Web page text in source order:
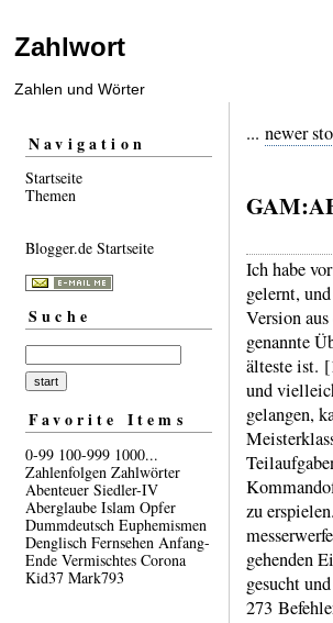
Zahlwort
Zahlen und Wörter
Navigation
Startseite
Themen
Blogger.de Startseite
Suche
Favorite Items
0-99 100-999 1000...
Zahlenfolgen Zahlwörter
Abenteuer Siedler-IV
Aberglaube Islam Opfer
Dummdeutsch Euphemismen
Denglisch Fernsehen Anfang-
Ende Vermischtes Corona
Kid37 Mark793
... newer
Ich habe
gelernt,
Version
genannte
älteste ist.
und
gelangen,
zu
gehenden
gesucht
273